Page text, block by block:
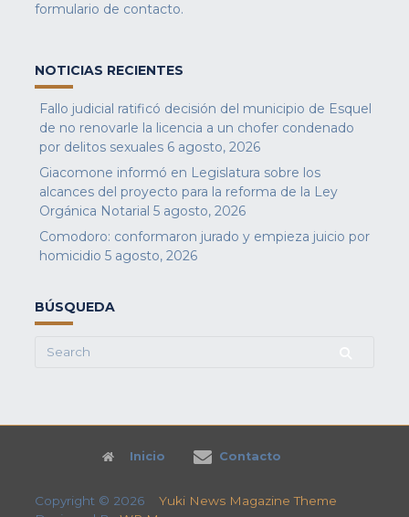
formulario de contacto.
NOTICIAS RECIENTES
Fallo judicial ratificó decisión del municipio de Esquel
de no renovarle la licencia a un chofer condenado
por delitos sexuales 6 agosto, 2026
Giacomone informó en Legislatura sobre los
alcances del proyecto para la reforma de la Ley
Orgánica Notarial 5 agosto, 2026
Comodoro: conformaron jurado y empieza juicio por
homicidio 5 agosto, 2026
BÚSQUEDA
Search
Inicio Contacto
Copyright © 2026 Yuki News Magazine Theme